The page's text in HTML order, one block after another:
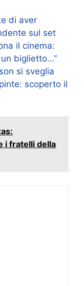
di aver
sul set
il cinema:
biglietto…”
si sveglia
scoperto il
i fratelli della